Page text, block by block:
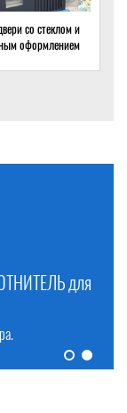
с ковкой и
частного
на замер